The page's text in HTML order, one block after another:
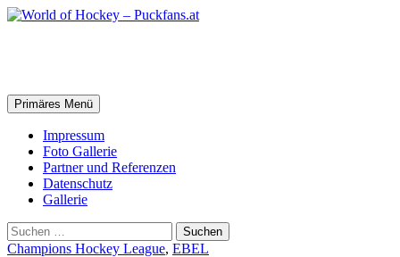
Zum
Suchen
Primäres Menü
Impressum
Foto Gallerie
Partner und Referenzen
Datenschutz
Gallerie
Suchen
nach:
Champions Hockey League, EBEL